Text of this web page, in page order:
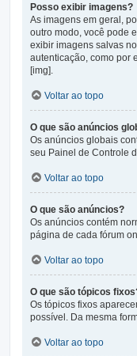
Posso exibir imagens?
As imagens em geral,
outro modo, você pode
exibir imagens salvas
autenticação, como por
[img].
Voltar ao topo
O que são anúncios
Os anúncios globais
seu Painel de Controle
Voltar ao topo
O que são anúncios?
Os anúncios contém
página de cada fórum
Voltar ao topo
O que são tópicos
Os tópicos fixos
possível. Da mesma
Voltar ao topo